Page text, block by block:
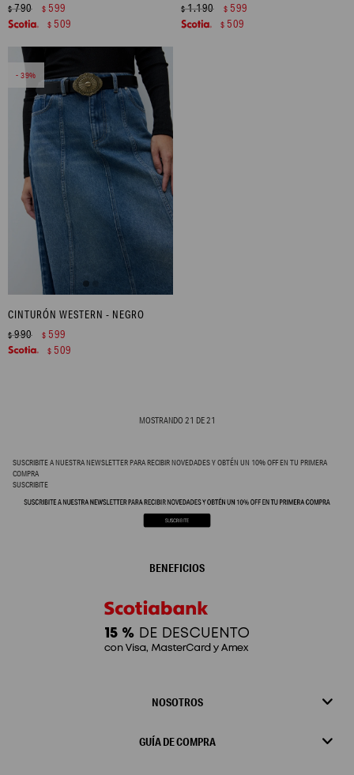
$790 $ 599
$ 509
$1.190 $ 599
$ 509
39
CINTURÓN WESTERN - NEGRO
$990 $ 599
$ 509
MOSTRANDO 21 DE21
SUSCRIBITE A NUESTRA NEWSLETTER PARA RECIBIR NOVEDADES Y OBTÉN UN 10% OFF EN TU PRIMERA
COMPRA
SUSCRIBITE
NOSOTROS
GUÍA DE COMPRA
BENEFICIOS